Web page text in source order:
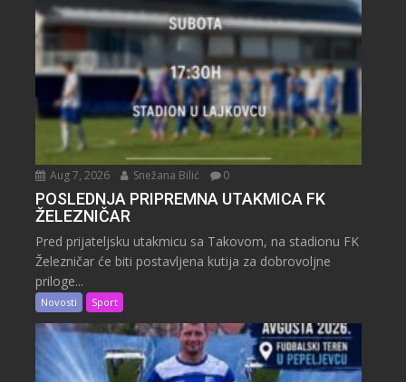
Aug 7, 2026 Snežana Bilić 0
POSLEDNJA PRIPREMNA UTAKMICA FK
ŽELEZNIČAR
Pred prijateljsku utakmicu sa Takovom, na stadionu FK
Železničar će biti postavljena kutija za dobrovoljne
priloge...
Novosti Sport